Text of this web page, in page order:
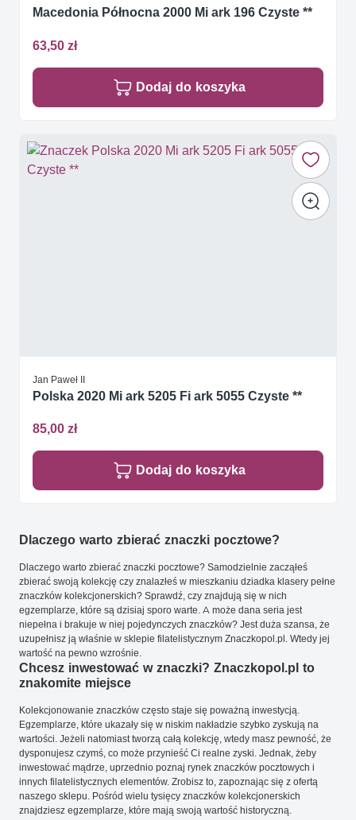
Macedonia Północna 2000 Mi ark 196 Czyste **
63,50 zł
Dodaj do koszyka
Jan Paweł II
Polska 2020 Mi ark 5205 Fi ark 5055 Czyste **
85,00 zł
Dodaj do koszyka
Dlaczego warto zbierać znaczki pocztowe?
Dlaczego warto zbierać znaczki pocztowe? Samodzielnie zacząłeś
zbierać swoją kolekcję czy znalazłeś w mieszkaniu dziadka klasery pełne
znaczków kolekcjonerskich? Sprawdź, czy znajdują się w nich
egzemplarze, które są dzisiaj sporo warte. A może dana seria jest
niepełna i brakuje w niej pojedynczych znaczków? Jest duża szansa, że
uzupełnisz ją właśnie w sklepie filatelistycznym Znaczkopol.pl. Wtedy jej
wartość na pewno wzrośnie.
Chcesz inwestować w znaczki? Znaczkopol.pl to
znakomite miejsce
Kolekcjonowanie znaczków często staje się poważną inwestycją.
Egzemplarze, które ukazały się w niskim nakładzie szybko zyskują na
wartości. Jeżeli natomiast tworzą całą kolekcję, wtedy masz pewność, że
dysponujesz czymś, co może przynieść Ci realne zyski. Jednak, żeby
inwestować mądrze, uprzednio poznaj rynek znaczków pocztowych i
innych filatelistycznych elementów. Zrobisz to, zapoznając się z ofertą
naszego sklepu. Pośród wielu tysięcy znaczków kolekcjonerskich
znajdziesz egzemplarze, które mają swoją wartość historyczną.